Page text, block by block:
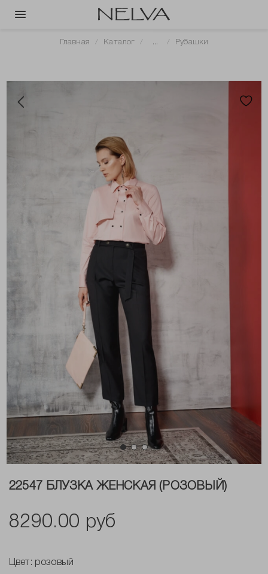
Главная Каталог ... Рубашки
22547 БЛУЗКА ЖЕНСКАЯ (РОЗОВЫЙ)
8290.00 руб
Цвет: розовый